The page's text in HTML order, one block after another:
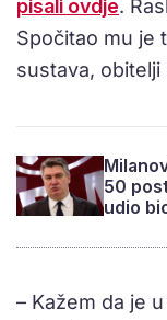
pisali ovdje.
Spočitao mu je
sustava, obitelji
50
udio
– Kažem da je